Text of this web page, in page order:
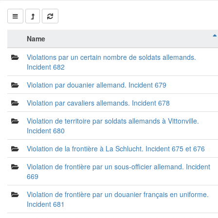
Name
Violations par un certain nombre de soldats allemands.
Incident 682
Violation par douanier allemand. Incident 679
Violation par cavaliers allemands. Incident 678
Violation de territoire par soldats allemands à Vittonville.
Incident 680
Violation de la frontière à La Schlucht. Incident 675 et 676
Violation de frontière par un sous-officier allemand. Incident
669
Violation de frontière par un douanier français en uniforme.
Incident 681